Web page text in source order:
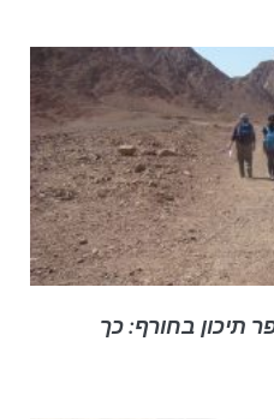
תיכון בחורף: כך